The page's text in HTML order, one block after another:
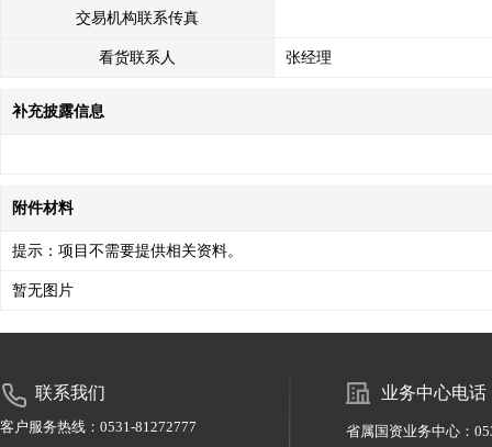
交易机构联系传真
看货联系人 张经理
补充披露信息
附件材料
提示：项目不需要提供相关资料。
暂无图片
联系我们
客户服务热线：0531-81272777
业务中心电话
省属国资业务中心：